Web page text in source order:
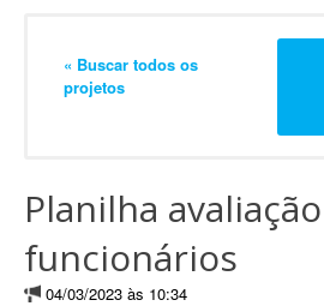
« Buscar todos os
projetos
Planilha avaliação
funcionários
04/03/2023 às 10:34